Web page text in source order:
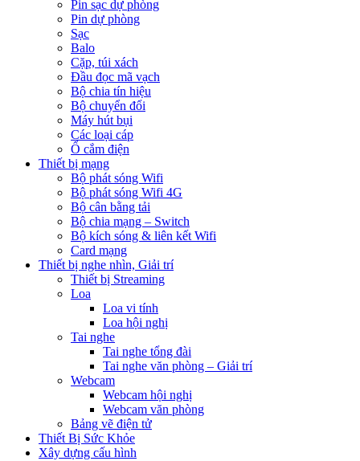
Pin sạc dự phòng
Pin dự phòng
Sạc
Balo
Cặp, túi xách
Đầu đọc mã vạch
Bộ chia tín hiệu
Bộ chuyển đổi
Máy hút bụi
Các loại cáp
Ổ cắm điện
Thiết bị mạng
Bộ phát sóng Wifi
Bộ phát sóng Wifi 4G
Bộ cân bằng tải
Bộ chia mạng – Switch
Bộ kích sóng & liên kết Wifi
Card mạng
Thiết bị nghe nhìn, Giải trí
Thiết bị Streaming
Loa
Loa vi tính
Loa hội nghị
Tai nghe
Tai nghe tổng đài
Tai nghe văn phòng – Giải trí
Webcam
Webcam hội nghị
Webcam văn phòng
Bảng vẽ điện tử
Thiết Bị Sức Khỏe
Xây dựng cấu hình